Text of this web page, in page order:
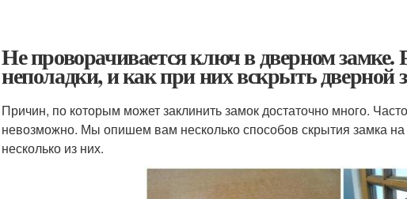
Не проворачивается ключ в дверном замке.
неполадки, и как при них вскрыть дверной
Причин, по которым может заклинить замок достаточно много.
невозможно. Мы опишем вам несколько способов скрытия замка
несколько из них.